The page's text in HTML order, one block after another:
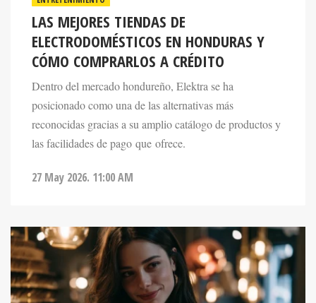
ELECTRODOMÉSTICOS EN HONDURAS Y
CÓMO COMPRARLOS A CRÉDITO
Dentro del mercado hondureño, Elektra se ha
posicionado como una de las alternativas más
reconocidas gracias a su amplio catálogo de productos y
las facilidades de pago que ofrece.